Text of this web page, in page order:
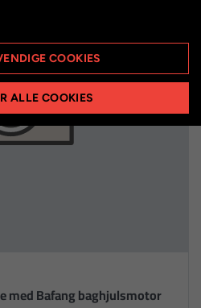
med Bafang baghjulsmotor
COOKIES
ALLE COOKIES